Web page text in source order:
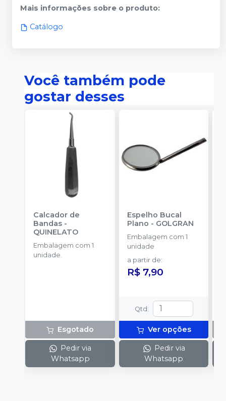
Mais informações sobre o produto:
Catálogo
Você também pode
gostar desses
Calcador de
Bandas -
QUINELATO
Embalagem com 1
unidade.
Esgotado
Pedir via
Whatsapp
Espelho Bucal
Plano - GOLGRAN
Embalagem com 1
unidade
a partir de:
R$ 7,90
Qtd :
Ver opções
Pedir via
Whatsapp